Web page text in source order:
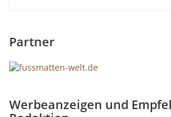
Partner
Werbeanzeigen und